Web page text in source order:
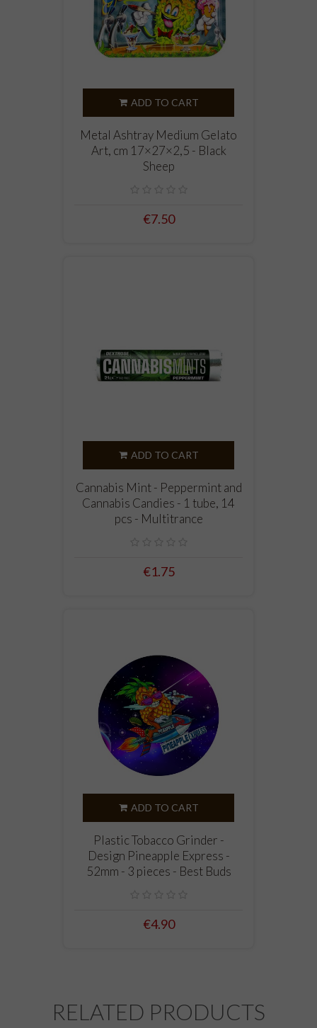
ADD TO CART
Metal Ashtray Medium Gelato
Art, cm 17×27×2,5 - Black
Sheep
€7.50
ADD TO CART
Cannabis Mint - Peppermint and
Cannabis Candies - 1 tube, 14
pcs - Multitrance
€1.75
ADD TO CART
Plastic Tobacco Grinder -
Design Pineapple Express -
52mm - 3 pieces - Best Buds
€4.90
RELATED PRODUCTS